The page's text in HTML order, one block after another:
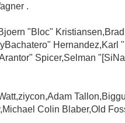
.
"Bloc"
Spicer,Selman
Colin Blaber,Old